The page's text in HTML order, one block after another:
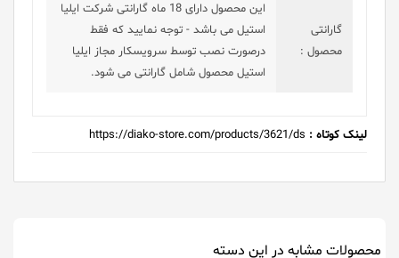
گارانتی
محصول :
این محصول دارای 18 ماه گارانتی شرکت ایلیا
استیل می باشد - توجه نمایید که فقط
درصورت نصب توسط سرویسکار مجاز ایلیا
استیل محصول شامل گارانتی می شود.
لینک کوتاه : https://diako-store.com/products/3621/ds
محصولات مشابه در این دسته